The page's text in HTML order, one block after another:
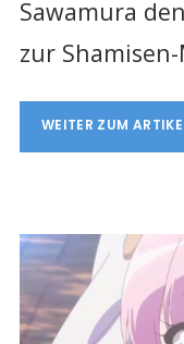
Sawamura
zur
WEITER ZUM